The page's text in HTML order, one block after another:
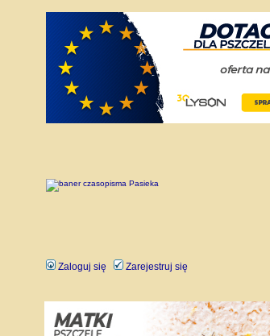
Zaloguj się Zarejestruj się